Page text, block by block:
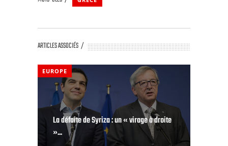
ARTICLES ASSOCIÉS
EUROPE
La défaite de Syriza : un « virage à droite
»...